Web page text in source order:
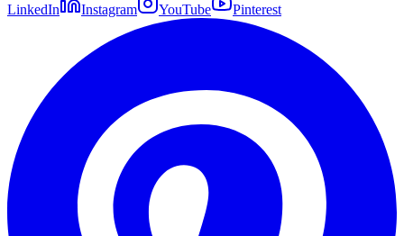
LinkedIn Instagram YouTube Pinterest